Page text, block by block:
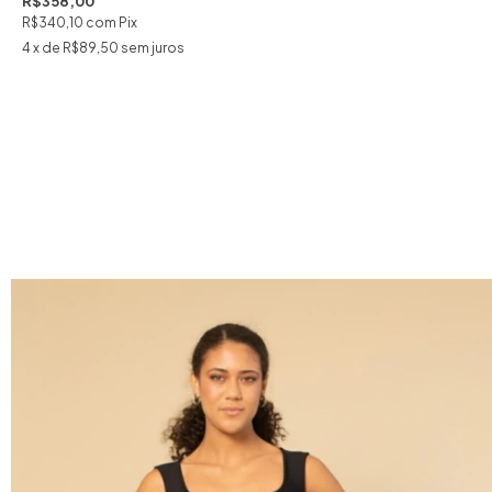
R$340,10 com Pix
4 x de R$89,50 sem juros